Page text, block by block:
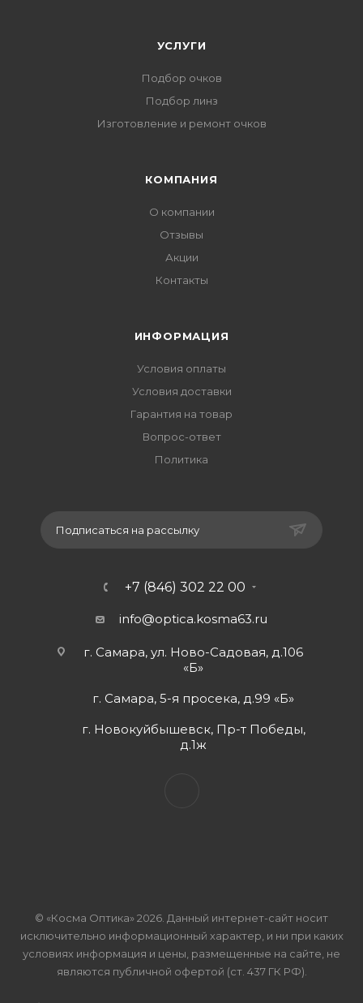
УСЛУГИ
Подбор очков
Подбор линз
Изготовление и ремонт очков
КОМПАНИЯ
О компании
Отзывы
Акции
Контакты
ИНФОРМАЦИЯ
Условия оплаты
Условия доставки
Гарантия на товар
Вопрос-ответ
Политика
Подписаться на рассылку
+7 (846) 302 22 00
info@optica.kosma63.ru
г. Самара, ул. Ново-Садовая, д.106
«Б»
г. Самара, 5-я просека, д.99 «Б»
г. Новокуйбышевск, Пр-т Победы,
д.1ж
© «Косма Оптика» 2026. Данный интернет-сайт носит
исключительно информационный характер, и ни при каких
условиях информация и цены, размещенные на сайте, не
являются публичной офертой (ст. 437 ГК РФ).